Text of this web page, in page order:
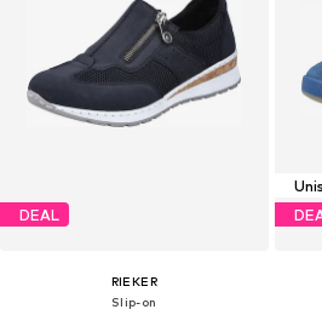
DEAL
RIEKER
Slip-on